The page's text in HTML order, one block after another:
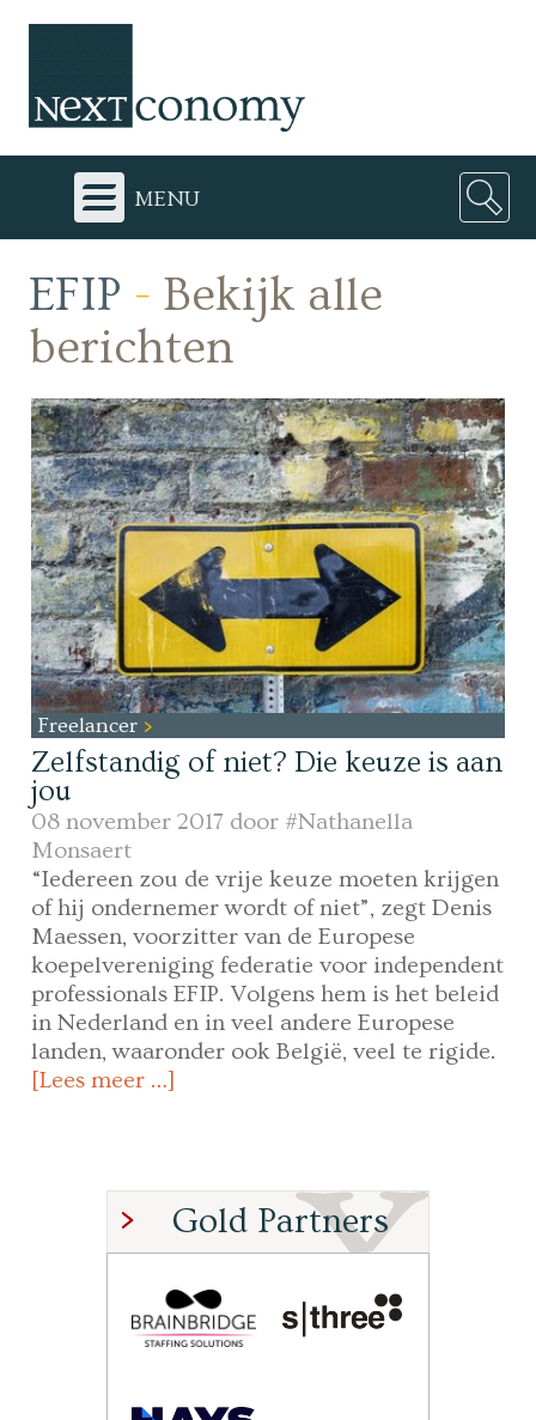
menu
EFIP - Bekijk alle
berichten
Freelancer
Zelfstandig of niet? Die keuze is aan
jou
08 november 2017 door #Nathanella
Monsaert
“Iedereen zou de vrije keuze moeten krijgen
of hij ondernemer wordt of niet”, zegt Denis
Maessen, voorzitter van de Europese
koepelvereniging federatie voor independent
professionals EFIP. Volgens hem is het beleid
in Nederland en in veel andere Europese
landen, waaronder ook België, veel te rigide.
[Lees meer …]
Gold Partners